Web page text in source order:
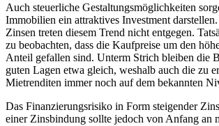
Auch steuerliche Gestaltungsmöglichkeiten
Immobilien ein attraktives Investment
Zinsen treten diesem Trend nicht entgegen.
zu beobachten, dass die Kaufpreise um den
Anteil gefallen sind. Unterm Strich bleiben die
guten Lagen etwa gleich, weshalb auch die zu
Mietrenditen immer noch auf dem bekannten
Das Finanzierungsrisiko in Form steigender
einer Zinsbindung sollte jedoch von Anfang an